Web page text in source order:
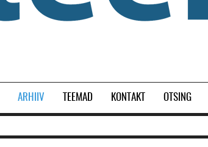
ARHIIV TEEMAD KONTAKT OTSING